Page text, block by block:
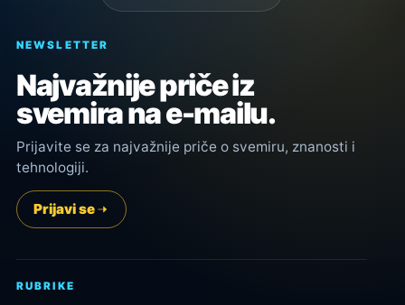
NEWSLETTER
Najvažnije priče iz
svemira na e-mailu.
Prijavite se za najvažnije priče o svemiru, znanosti i
tehnologiji.
Prijavi se
RUBRIKE